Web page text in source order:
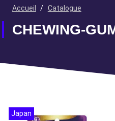
Accueil / Catalogue
CHEWING-
Japan